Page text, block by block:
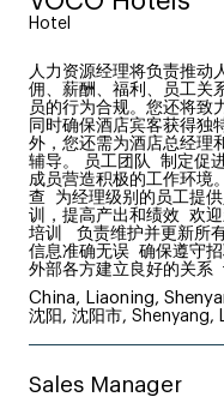
Hotel
人力资源经理将负责推动
佣、薪酬、福利、员工关
员的行为合规。您还将致
同时确保酒店宾客获得独
外，您还需为酒店总经理
辅导。 员工团队 制定促
成员营造积极的工作环境
查 为经理级别的员工提
训，提高产出和绩效 欢
培训 负责维护并更新所
信息准确无误 确保遵守
外部各方建立良好的关系
China, Liaoning,
沈阳, 沈阳市, Shenyang,
Sales Manager